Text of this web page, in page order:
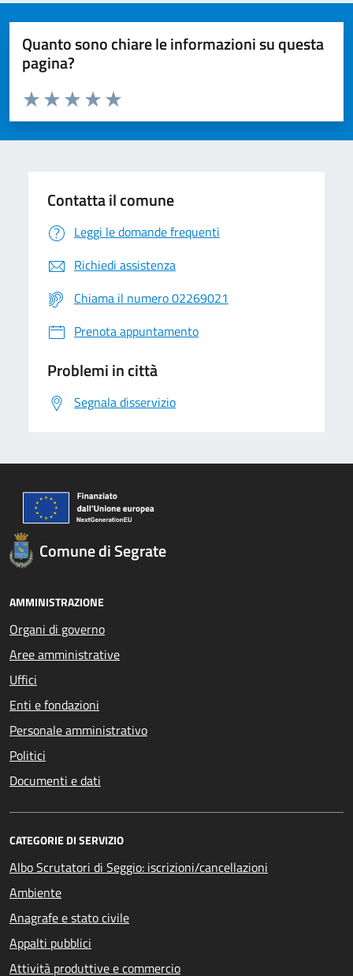
Quanto sono chiare le informazioni su questa
pagina?
Valuta da 1 a 5 stelle la pagina
Valuta 5 stelle su 5
Valuta 4 stelle su 5
Valuta 3 stelle su 5
Valuta 2 stelle su 5
Valuta 1 stelle su 5
Contatta il comune
Leggi le domande frequenti
Richiedi assistenza
Chiama il numero 02269021
Prenota appuntamento
Problemi in città
Segnala disservizio
Comune di Segrate
AMMINISTRAZIONE
Organi di governo
Aree amministrative
Uffici
Enti e fondazioni
Personale amministrativo
Politici
Documenti e dati
CATEGORIE DI SERVIZIO
Albo Scrutatori di Seggio: iscrizioni/cancellazioni
Ambiente
Anagrafe e stato civile
Appalti pubblici
Attività produttive e commercio